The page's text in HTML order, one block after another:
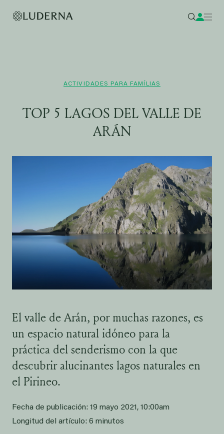
ACTIVIDADES PARA FAMÍLIAS
TOP 5 LAGOS DEL VALLE DE
ARÁN
El valle de Arán, por muchas razones, es
un espacio natural idóneo para la
práctica del senderismo con la que
descubrir alucinantes lagos naturales en
el Pirineo.
Fecha de publicación: 19 mayo 2021, 10:00am
Longitud del artículo: 6 minutos